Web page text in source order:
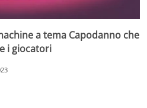
a tema Capodanno che
i giocatori